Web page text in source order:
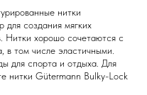
нитки
для создания мягких
Нитки хорошо сочетаются с
в том числе эластичными.
для спорта и отдыха. Для
нитки Gütermann Bulky-Lock